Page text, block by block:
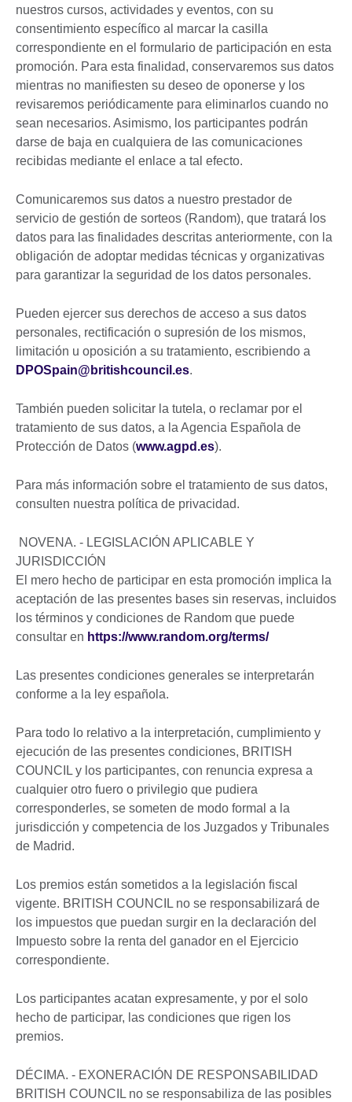
nuestros cursos, actividades y eventos, con su
consentimiento específico al marcar la casilla
correspondiente en el formulario de participación en esta
promoción. Para esta finalidad, conservaremos sus datos
mientras no manifiesten su deseo de oponerse y los
revisaremos periódicamente para eliminarlos cuando no
sean necesarios. Asimismo, los participantes podrán
darse de baja en cualquiera de las comunicaciones
recibidas mediante el enlace a tal efecto.
Comunicaremos sus datos a nuestro prestador de
servicio de gestión de sorteos (Random), que tratará los
datos para las finalidades descritas anteriormente, con la
obligación de adoptar medidas técnicas y organizativas
para garantizar la seguridad de los datos personales.
Pueden ejercer sus derechos de acceso a sus datos
personales, rectificación o supresión de los mismos,
limitación u oposición a su tratamiento, escribiendo a
DPOSpain@britishcouncil.es.
También pueden solicitar la tutela, o reclamar por el
tratamiento de sus datos, a la Agencia Española de
Protección de Datos (www.agpd.es).
Para más información sobre el tratamiento de sus datos,
consulten nuestra política de privacidad.
NOVENA. - LEGISLACIÓN APLICABLE Y
JURISDICCIÓN
El mero hecho de participar en esta promoción implica la
aceptación de las presentes bases sin reservas, incluidos
los términos y condiciones de Random que puede
consultar en https://www.random.org/terms/
Las presentes condiciones generales se interpretarán
conforme a la ley española.
Para todo lo relativo a la interpretación, cumplimiento y
ejecución de las presentes condiciones, BRITISH
COUNCIL y los participantes, con renuncia expresa a
cualquier otro fuero o privilegio que pudiera
corresponderles, se someten de modo formal a la
jurisdicción y competencia de los Juzgados y Tribunales
de Madrid.
Los premios están sometidos a la legislación fiscal
vigente. BRITISH COUNCIL no se responsabilizará de
los impuestos que puedan surgir en la declaración del
Impuesto sobre la renta del ganador en el Ejercicio
correspondiente.
Los participantes acatan expresamente, y por el solo
hecho de participar, las condiciones que rigen los
premios.
DÉCIMA. - EXONERACIÓN DE RESPONSABILIDAD
BRITISH COUNCIL no se responsabiliza de las posibles